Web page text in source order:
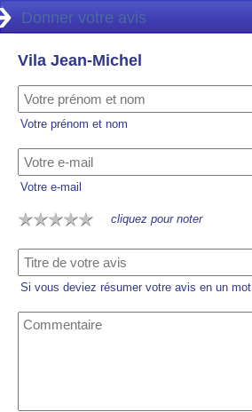
Donner votre avis
Vila Jean-Michel
Votre prénom et nom
Votre e-mail
cliquez pour noter
Si vous deviez résumer votre avis en un mot